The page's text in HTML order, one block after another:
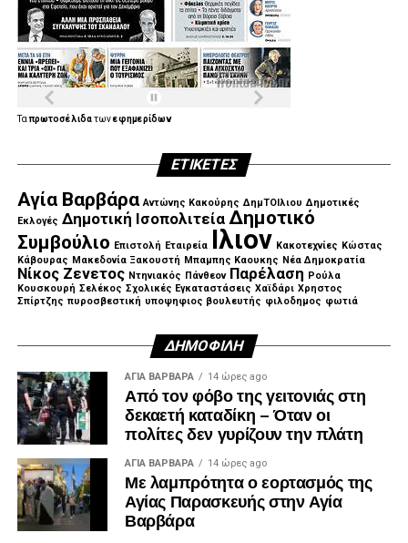
.
Ταπρωτοσέλιδατωνεφημερίδων
ΕΤΙΚΈΤΕΣ
Αγία Βαρβάρα Αντώνης Κακούρης ΔημΤΟΙλιου Δημοτικές
Εκλογές Δημοτική Ισοπολιτεία Δημοτικό
Συμβούλιο Επιστολή Εταιρεία Ιλιον Κακοτεχνίες Κώστας
Κάβουρας Μακεδονία Ξακουστή Μπαμπης Καουκης Νέα Δημοκρατία
Νίκος Ζενετος Ντηνιακός Πάνθεον Παρέλαση Ρούλα
Κουσκουρή Σελέκος Σχολικές Εγκαταστάσεις Χαϊδάρι Χρηστος
Σπίρτζης πυροσβεστική υποψηφιος βουλευτής φιλοδημος φωτιά
ΔΗΜΟΦΙΛΉ
ΑΓΙΑ ΒΑΡΒΑΡΑ 14 ώρες ago
Από τον φόβο της γειτονιάς στη
δεκαετή καταδίκη – Όταν οι
πολίτες δεν γυρίζουν την πλάτη
ΑΓΙΑ ΒΑΡΒΑΡΑ 14 ώρες ago
Με λαμπρότητα ο εορτασμός της
Αγίας Παρασκευής στην Αγία
Βαρβάρα